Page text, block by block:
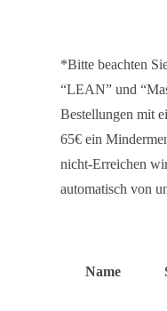
*Bitte beachten
“LEAN” und
Bestellungen mit
65€ ein
nicht-Erreichen
automatisch von
Name